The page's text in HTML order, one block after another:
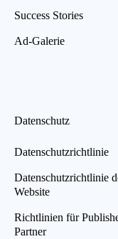
Success Stories
Ad-Galerie
Datenschutz
Datenschutzrichtlinie
Datenschutzrichtlinie
Website
Richtlinien für
Partner